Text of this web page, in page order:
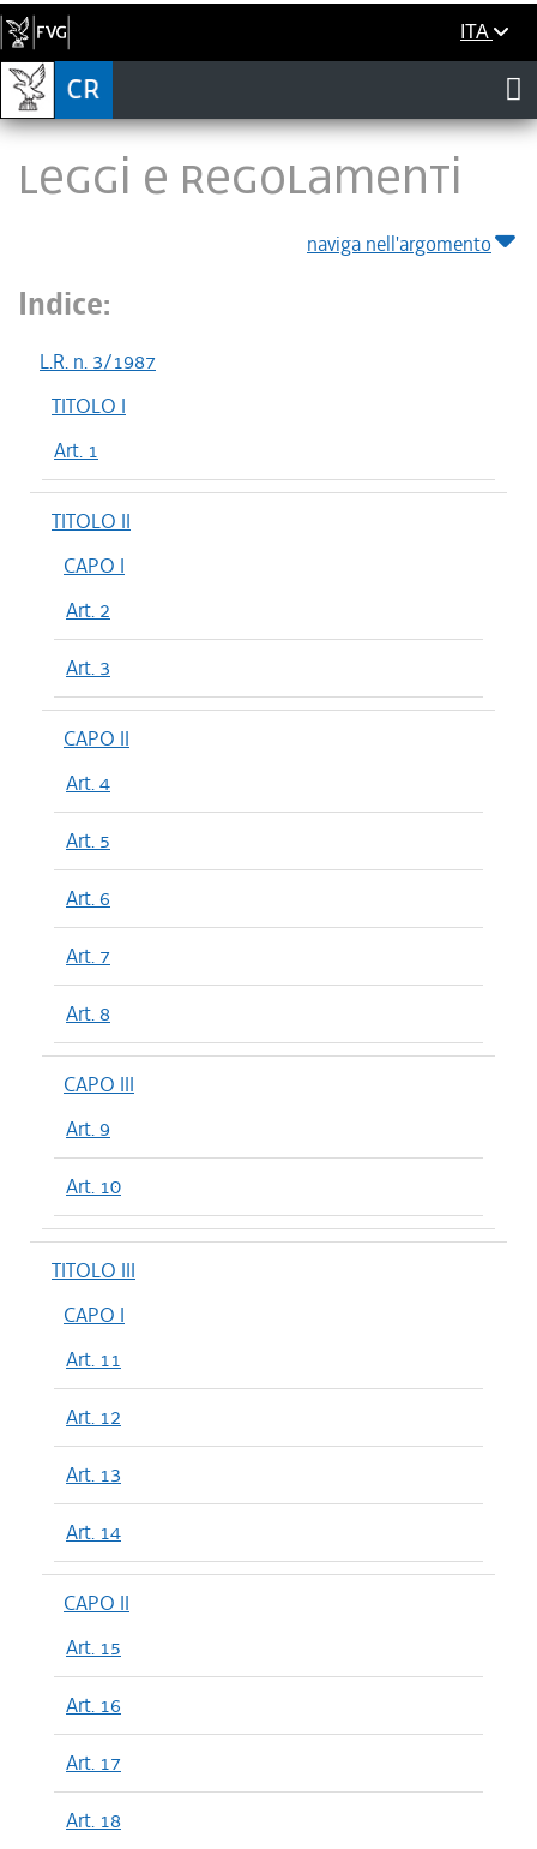
ITA
LEGGI E REGOLAMENTI
naviga nell'argomento
Indice:
L.R. n. 3/1987
TITOLO I
Art. 1
TITOLO II
CAPO I
Art. 2
Art. 3
CAPO II
Art. 4
Art. 5
Art. 6
Art. 7
Art. 8
CAPO III
Art. 9
Art. 10
TITOLO III
CAPO I
Art. 11
Art. 12
Art. 13
Art. 14
CAPO II
Art. 15
Art. 16
Art. 17
Art. 18